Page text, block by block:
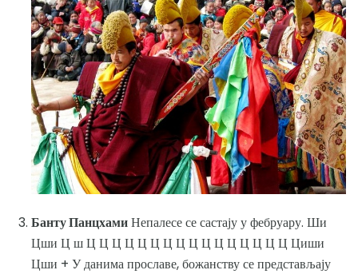
Банту ПанцхамиНепалесе се састају у фебруару. Ши
Цши Ц ш Ц Ц Ц Ц Ц Ц Ц Ц Ц Ц Ц Ц Ц Ц Ц Ц Циши
Цши + У данима прославе, божанству се представљају